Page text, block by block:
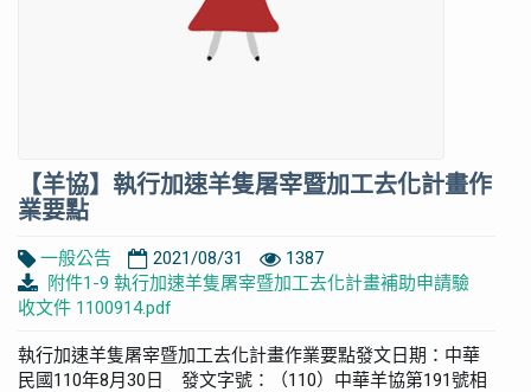
【羊協】執行加速羊隻屠宰暨加工去化計畫作
業要點
一般公告 2021/08/31
1387
附件1-9 執行加速羊隻屠宰暨加工去化計畫補助申請驗
收文件 1100914.pdf
執行加速羊隻屠宰暨加工去化計畫作業要點發文日期：中華
民國110年8月30日 發文字號：（110）中華羊協第191號相